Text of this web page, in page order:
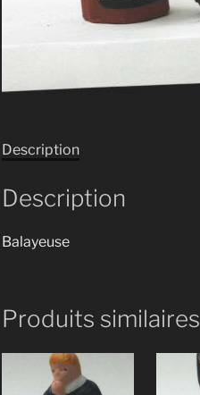
Description
Description
Balayeuse
Produits similaires